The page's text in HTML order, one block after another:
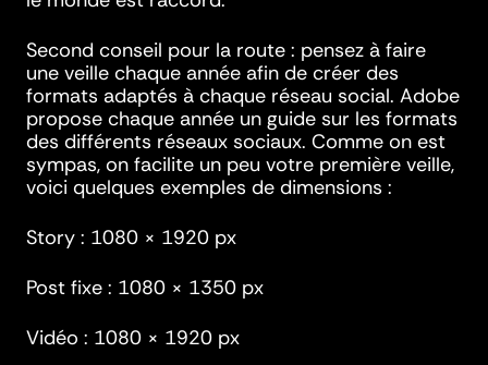
Second conseil pour la route : pensez à faire
une veille chaque année afin de créer des
formats adaptés à chaque réseau social. Adobe
propose chaque année un guide sur les formats
des différents réseaux sociaux. Comme on est
sympas, on facilite un peu votre première veille,
voici quelques exemples de dimensions :
Story : 1080 × 1920 px
Post fixe : 1080 × 1350 px
Vidéo : 1080 × 1920 px